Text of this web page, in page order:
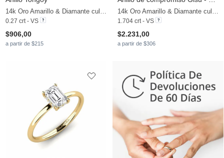
0.27 crt - VS
$906,00
a partir de $215
1.704 crt - VS
$2.231,00
a partir de $306